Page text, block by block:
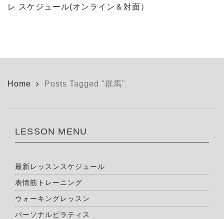
レ スケジュール(オンライン＆対面）
Home Posts Tagged "群馬"
LESSON MENU
最新レッスンスケジュール
表情筋トレーニング
ウォーキングレッスン
パーソナルピラティス